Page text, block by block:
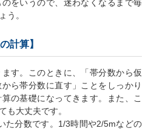
をいうので、迷わなくなるまで毎
う。
計算】
す。このときに、「帯分数から仮
ら帯分数に直す」ことをしっかり
の基礎になってきます。また、こ
も大丈夫です。
た分数です。1/3時間や2/5mなどの